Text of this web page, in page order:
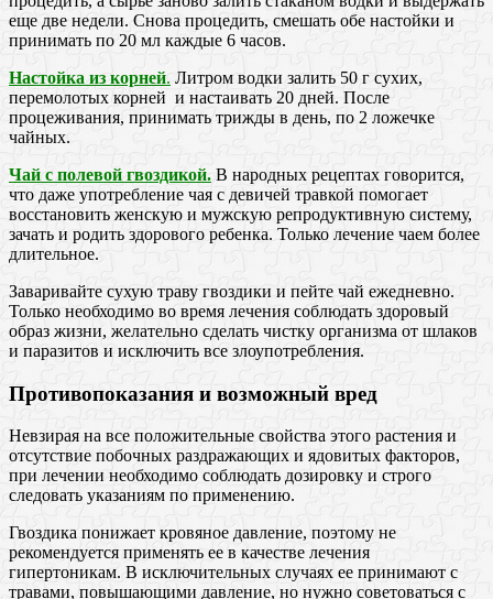
еще две недели. Снова процедить, смешать обе настойки и
принимать по 20 мл каждые 6 часов.
Настойка из корней. Литром водки залить 50 г сухих,
перемолотых корней и настаивать 20 дней. После
процеживания, принимать трижды в день, по 2 ложечке
чайных.
Чай с полевой гвоздикой. В народных рецептах говорится,
что даже употребление чая с девичей травкой помогает
восстановить женскую и мужскую репродуктивную систему,
зачать и родить здорового ребенка. Только лечение чаем более
длительное.
Заваривайте сухую траву гвоздики и пейте чай ежедневно.
Только необходимо во время лечения соблюдать здоровый
образ жизни, желательно сделать чистку организма от шлаков
и паразитов и исключить все злоупотребления.
Противопоказания и возможный вред
Невзирая на все положительные свойства этого растения и
отсутствие побочных раздражающих и ядовитых факторов,
при лечении необходимо соблюдать дозировку и строго
следовать указаниям по применению.
Гвоздика понижает кровяное давление, поэтому не
рекомендуется применять ее в качестве лечения
гипертоникам. В исключительных случаях ее принимают с
травами, повышающими давление, но нужно советоваться с